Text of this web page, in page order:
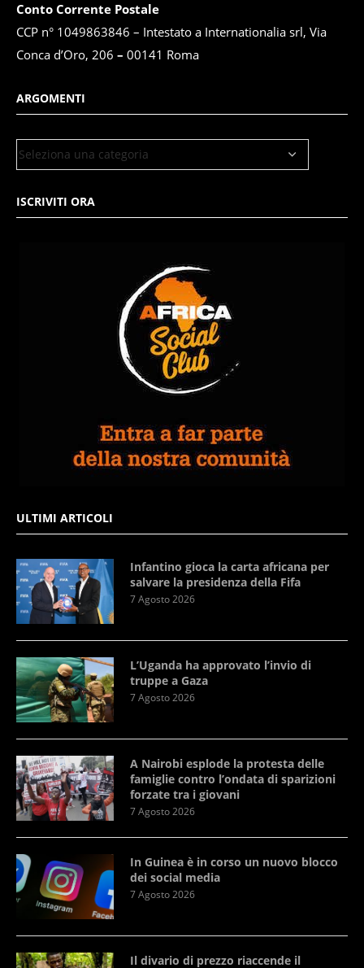
Conto Corrente Postale
CCP n° 1049863846 – Intestato a Internationalia srl, Via
Conca d’Oro, 206 – 00141 Roma
ARGOMENTI
ISCRIVITI ORA
ULTIMI ARTICOLI
Infantino gioca la carta africana per
salvare la presidenza della Fifa
7 Agosto 2026
L’Uganda ha approvato l’invio di
truppe a Gaza
7 Agosto 2026
A Nairobi esplode la protesta delle
famiglie contro l’ondata di sparizioni
forzate tra i giovani
7 Agosto 2026
In Guinea è in corso un nuovo blocco
dei social media
7 Agosto 2026
Il divario di prezzo riaccende il